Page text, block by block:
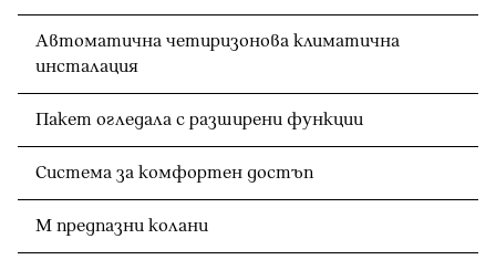
Автоматична четиризонова климатична
инсталация
Пакет огледала с разширени функции
Система за комфортен достъп
M предпазни колани